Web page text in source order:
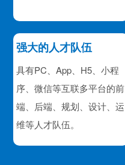
强大的人才队伍
具有PC、App、H5、小程
序、微信等互联多平台的前
端、后端、规划、设计、运
维等人才队伍。